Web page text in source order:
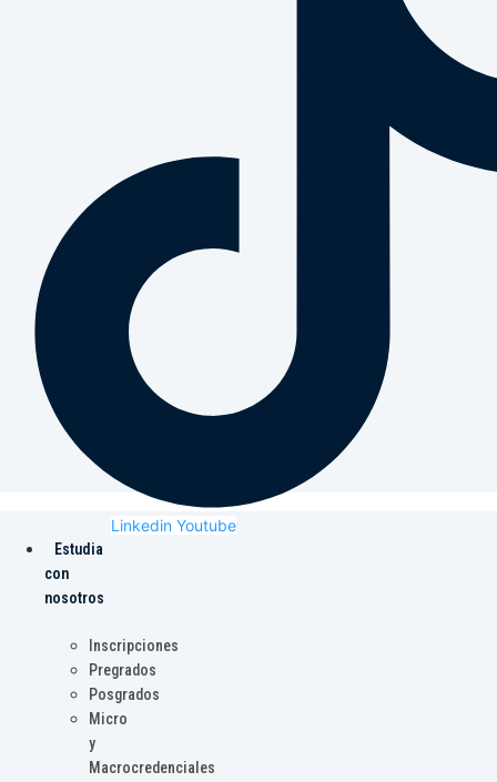
Linkedin Youtube
Estudia
con
nosotros
Inscripciones
Pregrados
Posgrados
Micro
y
Macrocredenciales